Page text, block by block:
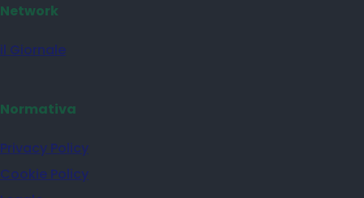
Network
il Giornale
Normativa
Privacy Policy
Cookie Policy